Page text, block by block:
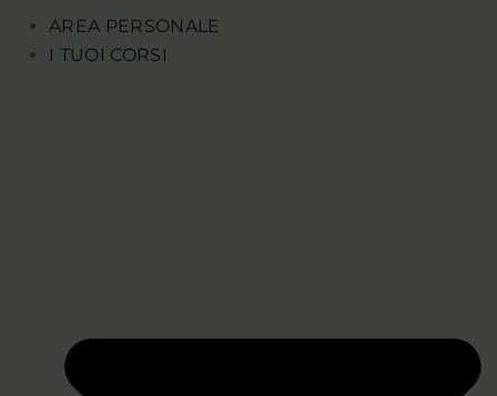
AREA PERSONALE
I TUOI CORSI